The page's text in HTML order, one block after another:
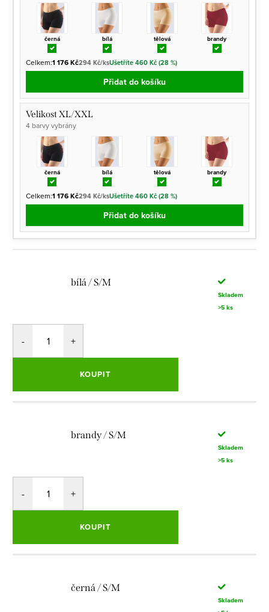
černá bílá tělová brandy
Celkem:1 176 Kč294 Kč/ksUšetříte 460 Kč (28 %)
Přidat do košíku
Velikost XL/XXL
4 barvy vybrány
černá bílá tělová brandy
Celkem:1 176 Kč294 Kč/ksUšetříte 460 Kč (28 %)
Přidat do košíku
bílá / S/M
Skladem
>5 ks
KOUPIT
brandy / S/M
Skladem
>5 ks
KOUPIT
černá / S/M
Skladem